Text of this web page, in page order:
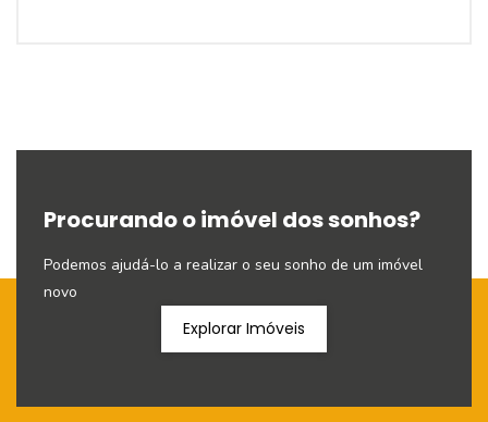
Procurando o imóvel dos sonhos?
Podemos ajudá-lo a realizar o seu sonho de um imóvel
novo
Explorar Imóveis